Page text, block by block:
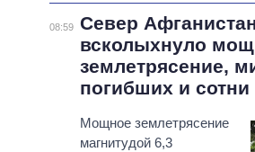
08:59 Север
всколыхнуло
землетрясение,
погибших и
Мощное землетрясение
магнитудой 6,3